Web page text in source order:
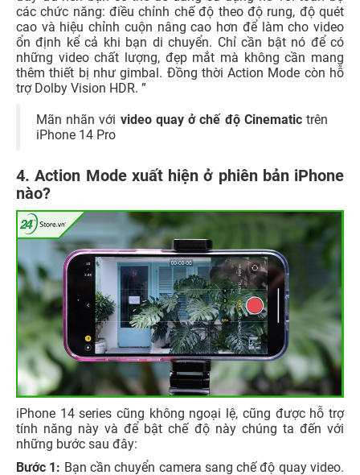
các chức năng: điều chỉnh chế độ theo độ rung, độ quét
cao và hiệu chỉnh cuộn nâng cao hơn để làm cho video
ổn định kể cả khi bạn di chuyển. Chỉ cần bật nó để có
những video chất lượng, đẹp mắt mà không cần mang
thêm thiết bị như gimbal. Đồng thời Action Mode còn hỗ
trợ Dolby Vision HDR. ”
Mãn nhãn với video quay ở chế độ Cinematictrên
iPhone 14 Pro
4. Action Mode xuất hiện ở phiên bản iPhone
nào?
iPhone 14 series cũng không ngoại lệ, cũng được hỗ trợ
tính năng này và để bật chế độ này chúng ta đến với
những bước sau đây:
Bước 1: Bạn cần chuyển camera sang chế độ quay video.